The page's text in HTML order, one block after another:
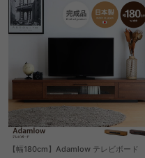
【幅180cm】Adamlow テレビボード